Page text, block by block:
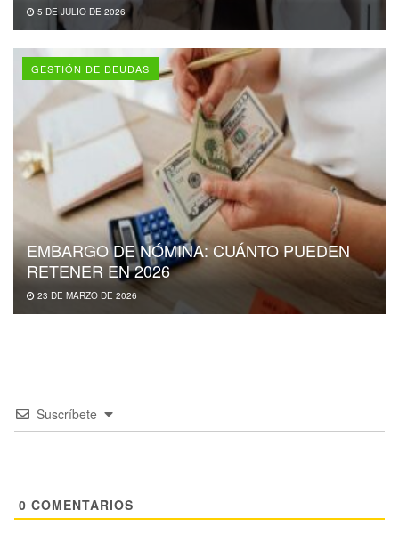
5 DE JULIO DE 2026
GESTIÓN DE DEUDAS
EMBARGO DE NÓMINA: CUÁNTO PUEDEN
RETENER EN 2026
23 DE MARZO DE 2026
Suscríbete
0 COMENTARIOS